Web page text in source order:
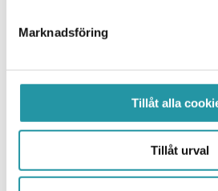
Marknadsföring
Tillåt alla
Tillåt urval
Entreprenad
Samhällsfastigheter
Eftermarknad
Ett hållbart bygge
Affärsetik och inköp